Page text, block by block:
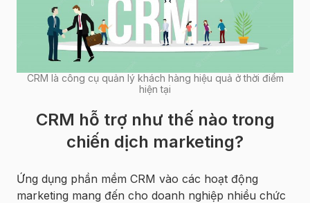
CRM là công cụ quản lý khách hàng hiệu quả ở thời điểm
hiện tại
CRM hỗ trợ như thế nào trong
chiến dịch marketing?
Ứng dụng phần mềm CRM vào các hoạt động
marketing mang đến cho doanh nghiệp nhiều chức